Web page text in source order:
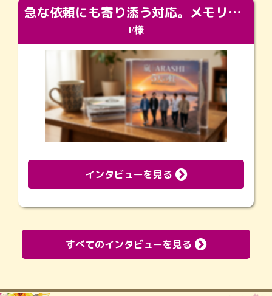
急な依頼にも寄り添う対応。メモリアルコーナーで振り返る大切な日々
F様
インタビューを見る
すべてのインタビューを見る